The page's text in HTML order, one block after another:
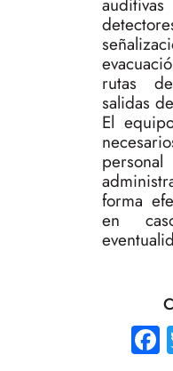
rutas
salidas
El
forma
en